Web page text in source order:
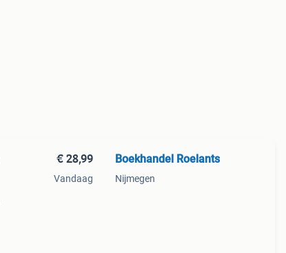
€ 28,99
Vandaag
Boekhandel Roelants
Nijmegen